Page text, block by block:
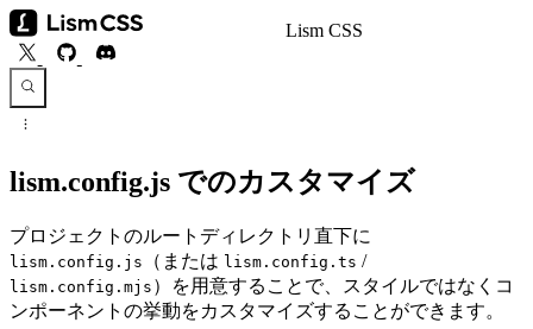
Lism CSS
lism.config.js でのカスタマイズ
プロジェクトのルートディレクトリ直下に
lism.config.js （または lism.config.ts /
lism.config.mjs ）を用意することで、スタイルではなくコ
ンポーネントの挙動をカスタマイズすることができます。